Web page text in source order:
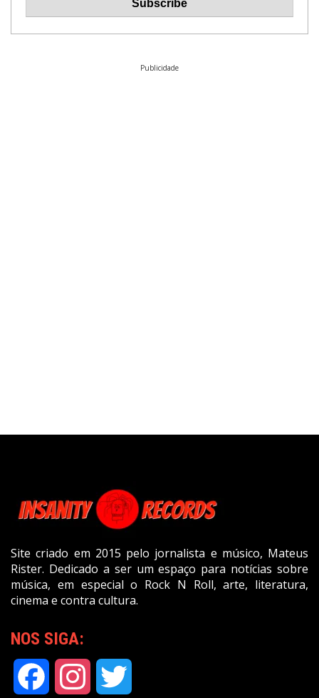
Publicidade
Site criado em 2015 pelo jornalista e músico, Mateus
Rister. Dedicado a ser um espaço para notícias sobre
música, em especial o Rock N Roll, arte, literatura,
cinema e contra cultura.
NOS SIGA:
Facebook Instagram